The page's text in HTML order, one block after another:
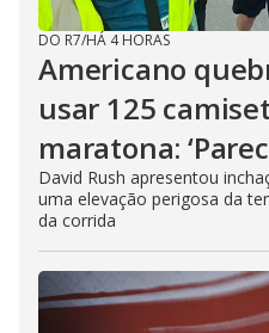
DO R7/HÁ 4 HORAS
Americano
usar 125
maratona:
David Rush apresentou
uma elevação perigosa da
da corrida